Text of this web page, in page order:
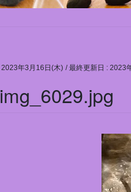
2023年3月16日(木) / 最終更新日 : 2023
img_6029.jpg